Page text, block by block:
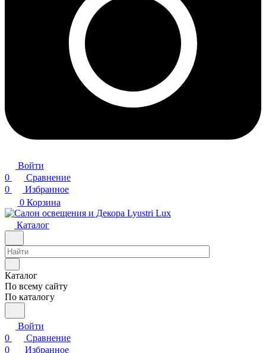
Войти
0
Сравнение
0
Избранное
0 Корзина
Каталог
Каталог
По всему сайту
По каталогу
Войти
0
Сравнение
0
Избранное